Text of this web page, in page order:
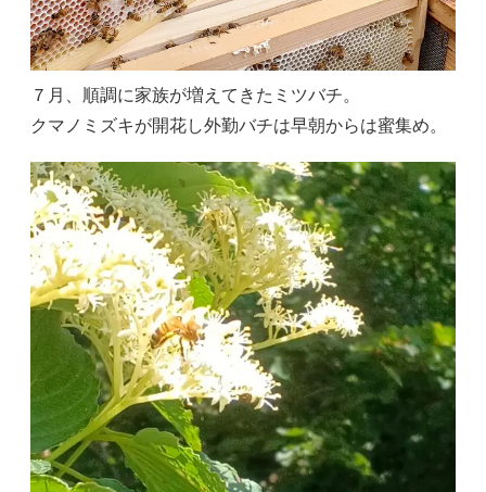
７月、順調に家族が増えてきたミツバチ。
クマノミズキが開花し外勤バチは早朝からは蜜集め。